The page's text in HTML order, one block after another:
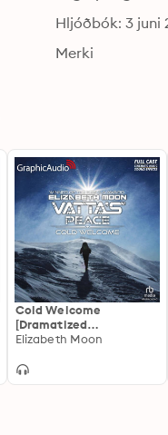
Hljóðbók: 3 juni
Merki
Cold Welcome
[Dramatized
Adaptation]: Vatta’s
Elizabeth Moon